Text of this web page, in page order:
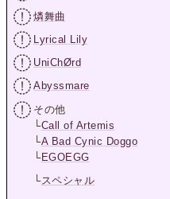
燐舞曲
Lyrical Lily
UniChØrd
Abyssmare
その他
└Call of Artemis
└A Bad Cynic Doggo
└EGOEGG
└スペシャル